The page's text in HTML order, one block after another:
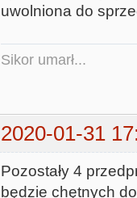
uwolniona do
Sikor umarł...
2020-01-31
Pozostały 4
będzie chętnych